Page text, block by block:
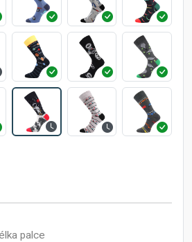
palce